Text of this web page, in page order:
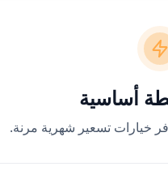
أساسية
خيارات تسعير شهرية مرنة.